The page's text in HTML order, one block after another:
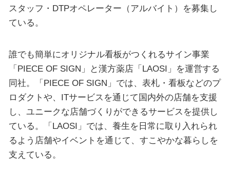
スタッフ・DTPオペレーター（アルバイト）を募集し
ている。
誰でも簡単にオリジナル看板がつくれるサイン事業
「PIECE OF SIGN」と漢方薬店「LAOSI」を運営する
同社。「PIECE OF SIGN」では、表札・看板などのプ
ロダクトや、ITサービスを通じて国内外の店舗を支援
し、ユニークな店舗づくりができるサービスを提供し
ている。「LAOSI」では、養生を日常に取り入れられ
るよう店舗やイベントを通じて、すこやかな暮らしを
支えている。